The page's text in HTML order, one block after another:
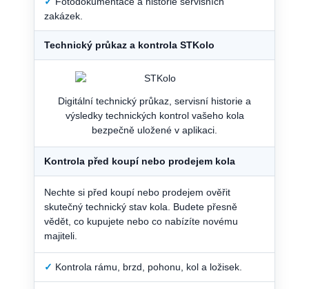
zakázek.
Technický průkaz a kontrola STKolo
Digitální technický průkaz, servisní historie a
výsledky technických kontrol vašeho kola
bezpečně uložené v aplikaci.
Kontrola před koupí nebo prodejem kola
Nechte si před koupí nebo prodejem ověřit
skutečný technický stav kola. Budete přesně
vědět, co kupujete nebo co nabízíte novému
majiteli.
✓ Kontrola rámu, brzd, pohonu, kol a ložisek.